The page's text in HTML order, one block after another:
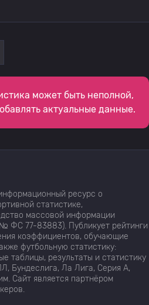
может быть неполной,
актуальные данные.
ресурс о
статистике,
массовой информации
ФС 77-83883). Публикует рейтинги
коэффициентов, обучающие
футбольную статистику:
таблицы, результаты и статистику
Бундеслига, Ла Лига, Серия А,
Сайт является партнёром